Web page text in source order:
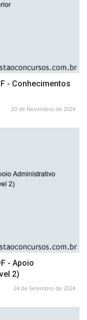
- Conhecimentos
20 de Novembro de 2024
- Apoio
2)
24 de Setembro de 2024